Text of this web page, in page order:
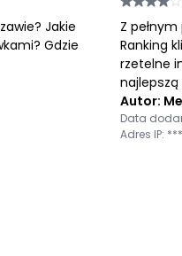
Jakie
Gdzie
Z
Ranking
rzetelne
Autor:
Data
Adres IP: